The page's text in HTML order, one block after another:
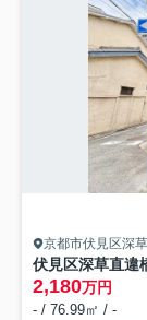
京都市伏見区深
伏見区深草直違
2,180万円
- / 76.99㎡ / -